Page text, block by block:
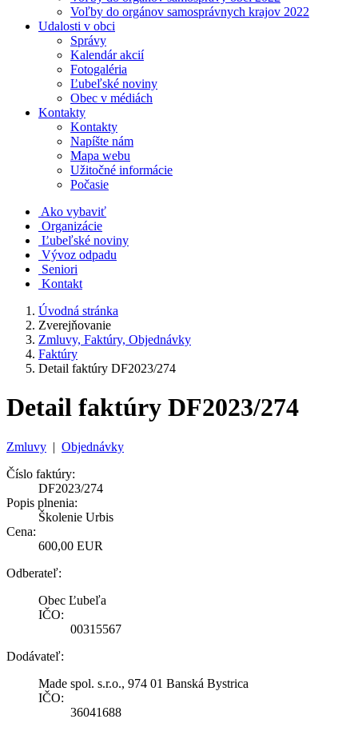
Voľby do orgánov samosprávnych krajov 2022
Udalosti v obci
Správy
Kalendár akcií
Fotogaléria
Ľubeľské noviny
Obec v médiách
Kontakty
Kontakty
Napíšte nám
Mapa webu
Užitočné informácie
Počasie
Ako vybaviť
Organizácie
Ľubeľské noviny
Vývoz odpadu
Seniori
Kontakt
Úvodná stránka
Zverejňovanie
Zmluvy, Faktúry, Objednávky
Faktúry
Detail faktúry DF2023/274
Detail faktúry DF2023/274
Zmluvy | Objednávky
Číslo faktúry:
DF2023/274
Popis plnenia:
Školenie Urbis
Cena:
600,00 EUR
Odberateľ:
Obec Ľubeľa
IČO:
00315567
Dodávateľ:
Made spol. s.r.o., 974 01 Banská Bystrica
IČO:
36041688